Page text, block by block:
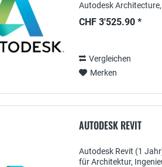
Autodesk
CHF 3'525.90 *
Vergleichen
Merken
AUTODESK REVIT
Autodesk Revit (1
für Architektur,